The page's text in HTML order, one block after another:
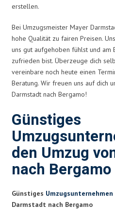
erstellen.
Bei Umzugsmeister Mayer
hohe Qualität zu fairen Preisen.
uns gut aufgehoben fühlst und am
zufrieden bist. Überzeuge dich
vereinbare noch heute einen
Beratung. Wir freuen uns auf dich
Darmstadt nach Bergamo!
Günstiges
den Umzug
nach Bergamo
Günstiges Umzugsunternehmen
Darmstadt nach Bergamo